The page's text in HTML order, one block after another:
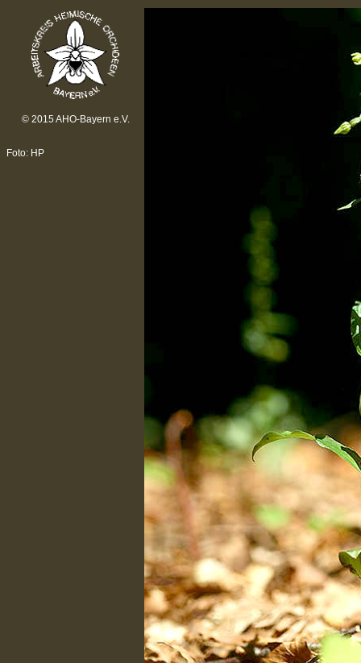
© 2015 AHO-Bayern e.V.
Foto: HP